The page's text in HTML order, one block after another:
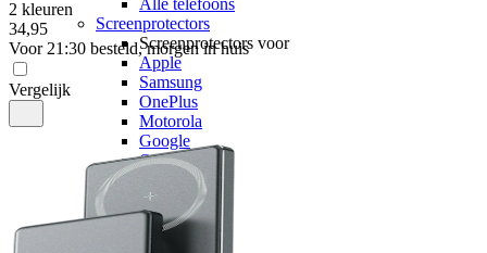
Alle telefoons
Screenprotectors
Screenprotectors voor
Apple
Samsung
OnePlus
Motorola
Google
OPPO
POCO
Nothing
2 kleuren
34,95
Voor 21:30 besteld, morgen in huis
Vergelijk